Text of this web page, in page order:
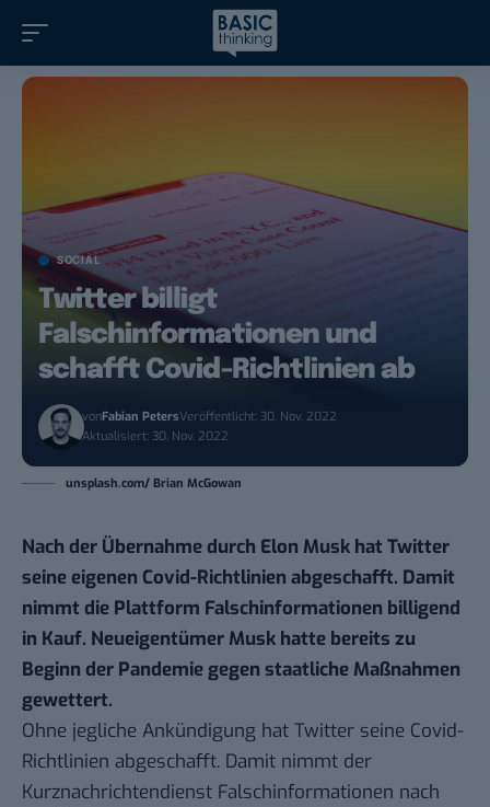
SOCIAL
Twitter billigt
Falschinformationen und
schafft Covid-Richtlinien ab
vonFabian PetersVeröffentlicht: 30. Nov. 2022
Aktualisiert: 30. Nov. 2022
unsplash.com/ Brian McGowan
Nach der Übernahme durch Elon Musk hat Twitter
seine eigenen Covid-Richtlinien abgeschafft. Damit
nimmt die Plattform Falschinformationen billigend
in Kauf. Neueigentümer Musk hatte bereits zu
Beginn der Pandemie gegen staatliche Maßnahmen
gewettert.
Ohne jegliche Ankündigung hat Twitter seine Covid-
Richtlinien abgeschafft. Damit nimmt der
Kurznachrichtendienst Falschinformationen nach